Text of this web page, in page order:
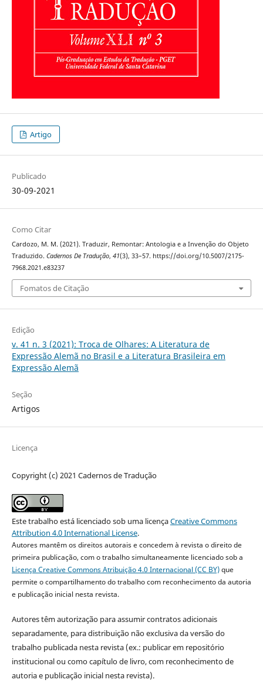
Artigo
Publicado
30-09-2021
Como Citar
Cardozo, M. M. (2021). Traduzir, Remontar: Antologia e a Invenção do Objeto
Traduzido. Cadernos De Tradução, 41(3), 33–57. https://doi.org/10.5007/2175-
7968.2021.e83237
Fomatos de Citação
Edição
v. 41 n. 3 (2021): Troca de Olhares: A Literatura de
Expressão Alemã no Brasil e a Literatura Brasileira em
Expressão Alemã
Seção
Artigos
Licença
Copyright (c) 2021 Cadernos de Tradução
Este trabalho está licenciado sob uma licençaCreative Commons
Attribution 4.0 International License.
Autores mantêm os direitos autorais e concedem à revista o direito de
primeira publicação, com o trabalho simultaneamente licenciado sob a
Licença Creative Commons Atribuição 4.0 Internacional (CC BY)que
permite o compartilhamento do trabalho com reconhecimento da autoria
e publicação inicial nesta revista.
Autores têm autorização para assumir contratos adicionais
separadamente, para distribuição não exclusiva da versão do
trabalho publicada nesta revista (ex.: publicar em repositório
institucional ou como capítulo de livro, com reconhecimento de
autoria e publicação inicial nesta revista).